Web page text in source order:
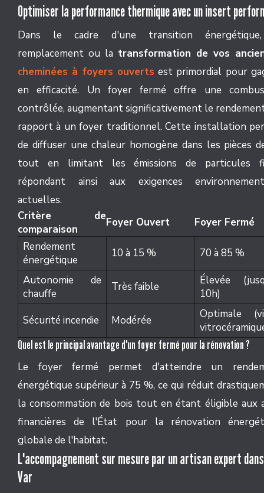
Optimiser la performance thermique avec un insert
Dans le cadre d'une transition
remplacement ou la transformation de vos
cheminées à foyers ouverts est primordial pour
en efficacité. Un foyer fermé offre une
contrôlée, augmentant significativement le
rapport à un foyer traditionnel. Cette installation
de diffuser une chaleur homogène dans les pièces
tout en limitant les émissions de particules
répondant ainsi aux exigences
actuelles.
Critère de
comparaison
Foyer Ouvert
Foyer Fermé
Rendement
énergétique
10 à 15 %
70 à 85 %
Autonomie de
chauffe
Très faible
Élevée
10h)
Sécurité incendie
Modérée
Optimale
Quel est le principal avantage d'un foyer fermé pour la rénovation ?
Le foyer fermé permet d'atteindre un
énergétique supérieur à 75 %, ce qui réduit
la consommation de bois tout en étant éligible aux
financières de l'État pour la rénovation
globale de l'habitat.
L'accompagnement sur mesure par un artisan expert
Var